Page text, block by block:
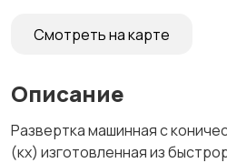
Смотреть на карте
Описание
Развертка машинная с
(кх) изготовленная из